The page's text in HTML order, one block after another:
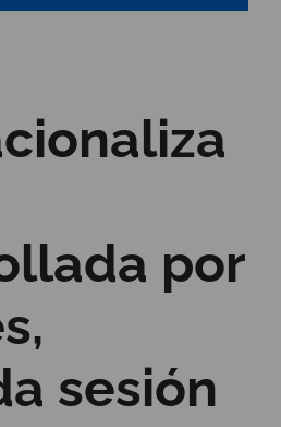
por
sesión